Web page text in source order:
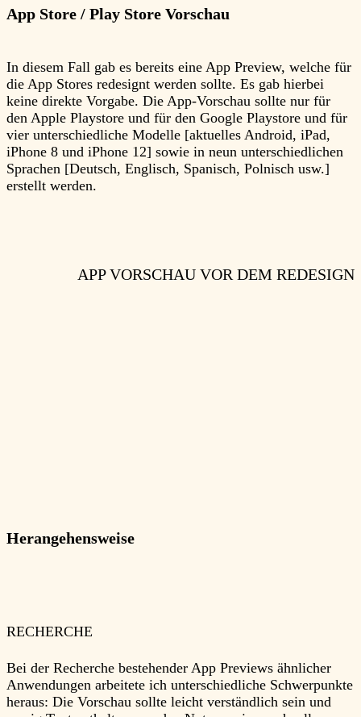
App Store / Play Store Vorschau
In diesem Fall gab es bereits eine App Preview, welche für
die App Stores redesignt werden sollte. Es gab hierbei
keine direkte Vorgabe. Die App-Vorschau sollte nur für
den Apple Playstore und für den Google Playstore und für
vier unterschiedliche Modelle [aktuelles Android, iPad,
iPhone 8 und iPhone 12] sowie in neun unterschiedlichen
Sprachen [Deutsch, Englisch, Spanisch, Polnisch usw.]
erstellt werden.
APP VORSCHAU VOR DEM REDESIGN
Herangehensweise
RECHERCHE
Bei der Recherche bestehender App Previews ähnlicher
Anwendungen arbeitete ich unterschiedliche Schwerpunkte
heraus: Die Vorschau sollte leicht verständlich sein und